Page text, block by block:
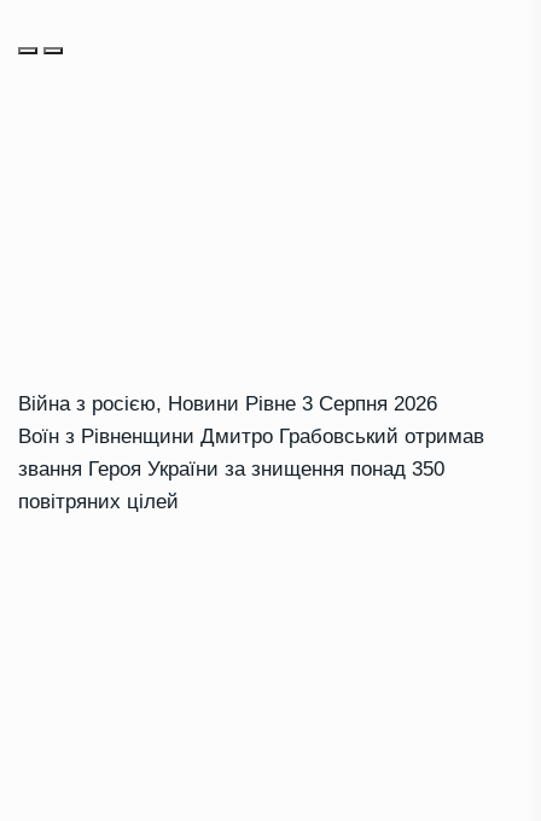
Війна з росією, Новини Рівне 3 Серпня 2026
Воїн з Рівненщини Дмитро Грабовський отримав
звання Героя України за знищення понад 350
повітряних цілей